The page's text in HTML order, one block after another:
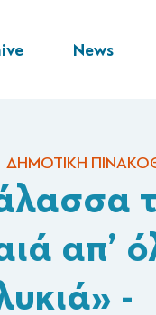
News
ΔΗΜΟΤΙΚΗ
απ’
-